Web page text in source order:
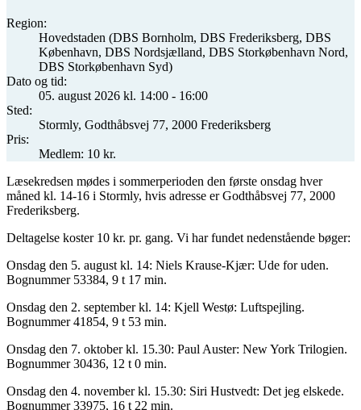
Region:
Hovedstaden (DBS Bornholm, DBS Frederiksberg, DBS
København, DBS Nordsjælland, DBS Storkøbenhavn Nord,
DBS Storkøbenhavn Syd)
Dato og tid:
05. august 2026 kl. 14:00 - 16:00
Sted:
Stormly, Godthåbsvej 77, 2000 Frederiksberg
Pris:
Medlem: 10 kr.
Læsekredsen mødes i sommerperioden den første onsdag hver
måned kl. 14-16 i Stormly, hvis adresse er Godthåbsvej 77, 2000
Frederiksberg.
Deltagelse koster 10 kr. pr. gang. Vi har fundet nedenstående bøger:
Onsdag den 5. august kl. 14: Niels Krause-Kjær: Ude for uden.
Bognummer 53384, 9 t 17 min.
Onsdag den 2. september kl. 14: Kjell Westø: Luftspejling.
Bognummer 41854, 9 t 53 min.
Onsdag den 7. oktober kl. 15.30: Paul Auster: New York Trilogien.
Bognummer 30436, 12 t 0 min.
Onsdag den 4. november kl. 15.30: Siri Hustvedt: Det jeg elskede.
Bognummer 33975, 16 t 22 min.